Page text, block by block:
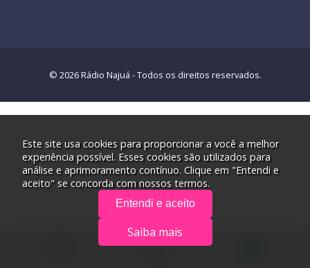
© 2026 Rádio Najuá - Todos os direitos reservados.
Este site usa cookies para proporcionar a você a melhor
experiência possível. Esses cookies são utilizados para
análise e aprimoramento contínuo. Clique em "Entendi e
aceito" se concorda com nossos termos.
Entendi e aceito
Saiba mais